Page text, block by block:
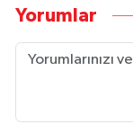
Yorumlar